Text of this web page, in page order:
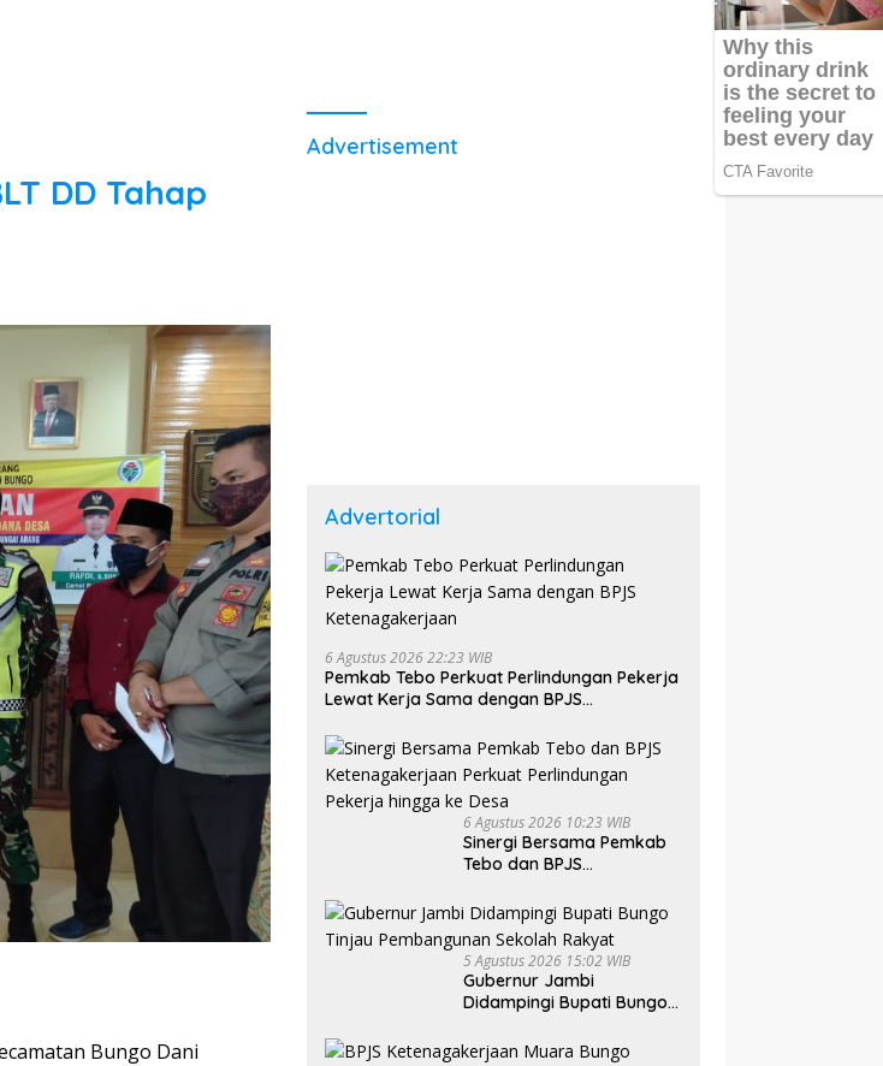
DD Tahap
Bungo Dani
Advertisement
Advertorial
6 Agustus 2026 22:23 WIB
Pemkab Tebo Perkuat Perlindungan Pekerja
Lewat Kerja Sama dengan BPJS
6 Agustus 2026 10:23 WIB
Sinergi Bersama Pemkab
Tebo dan BPJS
Perlindungan Pekerja
hingga ke Desa
5 Agustus 2026 15:02 WIB
Gubernur Jambi
Didampingi Bupati Bungo
Sekolah Rakyat